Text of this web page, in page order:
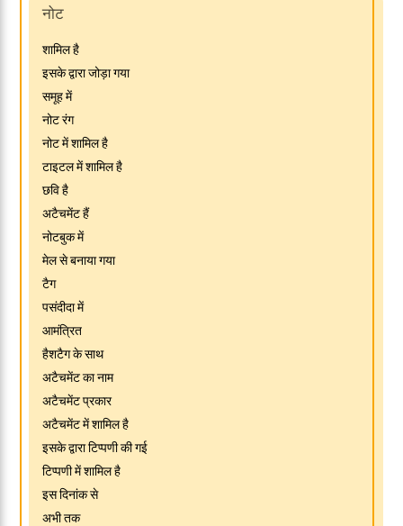
नोट
शामिल है
इसके द्वारा जोड़ा गया
समूह में
नोट रंग
नोट में शामिल है
टाइटल में शामिल है
छवि है
अटैचमेंट हैं
नोटबुक में
मेल से बनाया गया
टैग
पसंदीदा में
आमंत्रित
हैशटैग के साथ
अटैचमेंट का नाम
अटैचमेंट प्रकार
अटैचमेंट में शामिल है
इसके द्वारा टिप्पणी की गई
टिप्पणी में शामिल है
इस दिनांक से
अभी तक